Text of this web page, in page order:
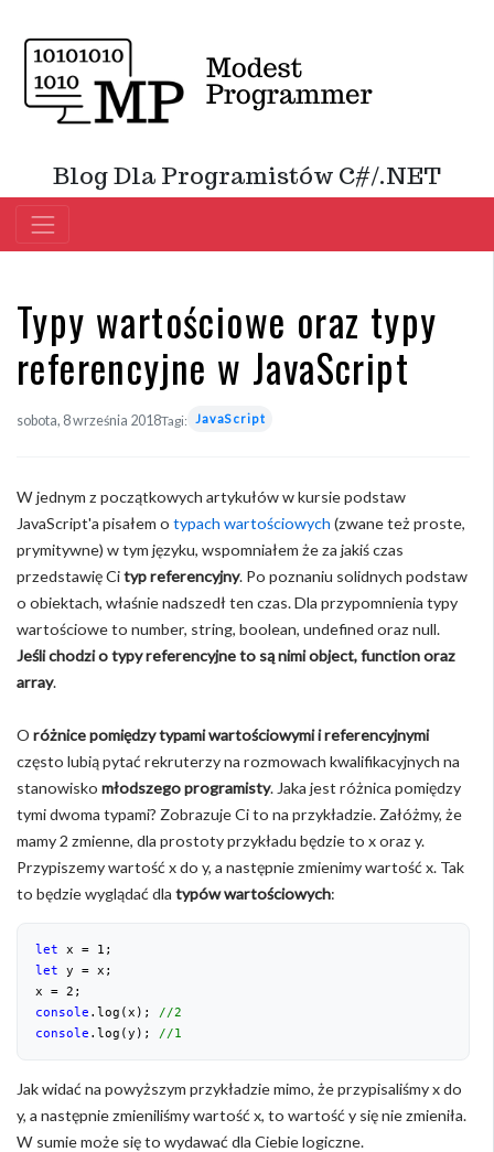
Blog Dla Programistów C#/.NET
Typy wartościowe oraz typy
referencyjne w JavaScript
sobota, 8 września 2018Tagi: JavaScript
W jednym z początkowych artykułów w kursie podstaw
JavaScript'a pisałem o typach wartościowych (zwane też proste,
prymitywne) w tym języku, wspomniałem że za jakiś czas
przedstawię Cityp referencyjny. Po poznaniu solidnych podstaw
o obiektach, właśnie nadszedł ten czas. Dla przypomnienia typy
wartościowe to number, string, boolean, undefined oraz null.
Jeśli chodzi o typy referencyjne to są nimi object, function oraz
array.
O różnice pomiędzy typami wartościowymi i referencyjnymi
często lubią pytać rekruterzy na rozmowach kwalifikacyjnych na
stanowisko młodszego programisty. Jaka jest różnica pomiędzy
tymi dwoma typami? Zobrazuje Ci to na przykładzie. Załóżmy, że
mamy 2 zmienne, dla prostoty przykładu będzie to x oraz y.
Przypiszemy wartość x do y, a następnie zmienimy wartość x. Tak
to będzie wyglądać dla typów wartościowych:
let x = 1
let y = x;
x = 2
console .log(x); //2
console .log(y); //1
Jak widać na powyższym przykładzie mimo, że przypisaliśmy x do
y, a następnie zmieniliśmy wartość x, to wartość y się nie zmieniła.
W sumie może się to wydawać dla Ciebie logiczne.